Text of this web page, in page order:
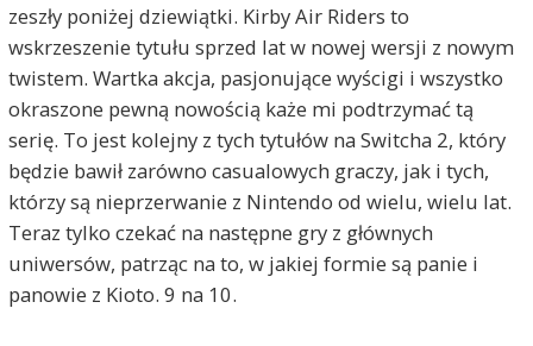
zeszły poniżej dziewiątki. Kirby Air Riders to
wskrzeszenie tytułu sprzed lat w nowej wersji z nowym
twistem. Wartka akcja, pasjonujące wyścigi i wszystko
okraszone pewną nowością każe mi podtrzymać tą
serię. To jest kolejny z tych tytułów na Switcha 2, który
będzie bawił zarówno casualowych graczy, jak i tych,
którzy są nieprzerwanie z Nintendo od wielu, wielu lat.
Teraz tylko czekać na następne gry z głównych
uniwersów, patrząc na to, w jakiej formie są panie i
panowie z Kioto. 9 na 10.